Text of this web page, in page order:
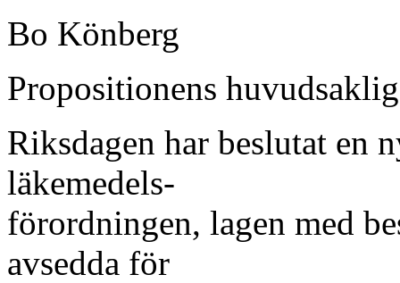
Bo Könberg
Propositionens
Riksdagen har beslutat en
läkemedels-
förordningen, lagen med
avsedda för